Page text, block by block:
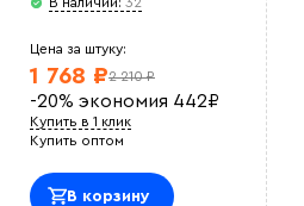
Цена за штуку:
2 210 ₽
1 768 ₽
-20% экономия 442₽
Купить в 1 клик
Купить оптом
В корзину